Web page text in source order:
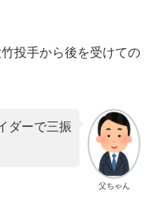
投手から後を受けての
父ちゃん
ダーで三振